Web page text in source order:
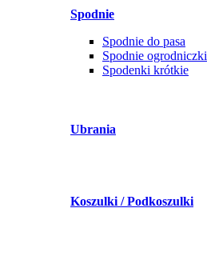
Spodnie
Spodnie do pasa
Spodnie ogrodniczki
Spodenki krótkie
Ubrania
Koszulki / Podkoszulki